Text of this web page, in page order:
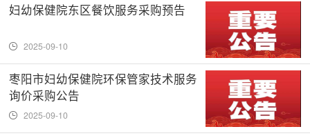
妇幼保健院东区餐饮服务采购预告
2025-09-10
枣阳市妇幼保健院环保管家技术服务
询价采购公告
2025-09-10